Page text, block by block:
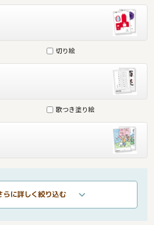
切り絵
歌つき塗り絵
らに詳しく絞り込む